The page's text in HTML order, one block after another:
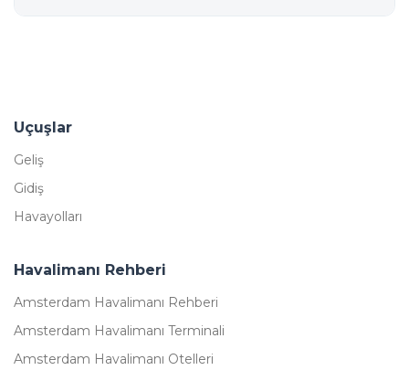
Uçuşlar
Geliş
Gidiş
Havayolları
Havalimanı Rehberi
Amsterdam Havalimanı Rehberi
Amsterdam Havalimanı Terminali
Amsterdam Havalimanı Otelleri